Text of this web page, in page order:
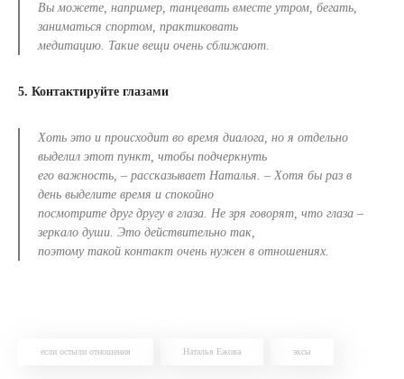
Вы можете, например, танцевать вместе утром, бегать,
заниматься спортом, практиковать
медитацию. Такие вещи очень сближают.
5. Контактируйте глазами
Хоть это и происходит во время диалога, но я отдельно
выделил этот пункт, чтобы подчеркнуть
его важность, – рассказывает Наталья. – Хотя бы раз в
день выделите время и спокойно
посмотрите друг другу в глаза. Не зря говорят, что глаза –
зеркало души. Это действительно так,
поэтому такой контакт очень нужен в отношениях.
если остыли отношения Наталья Ежова эксы